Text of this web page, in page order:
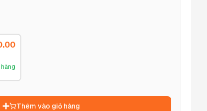
Thêm vào giỏ hàng